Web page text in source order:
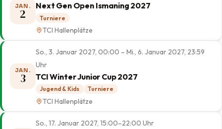
JAN.
2
Next Gen Open Ismaning 2027
Turniere
TCI Hallenplätze
JAN.
3
So., 3. Januar 2027, 00:00 – Mi., 6. Januar 2027, 23:59
Uhr
TCI Winter Junior Cup 2027
Jugend & Kids Turniere
TCI Hallenplätze
So., 17. Januar 2027, 15:00–22:00 Uhr